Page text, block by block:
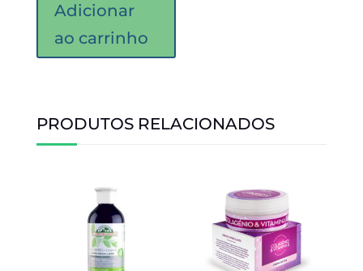
Adicionar
ao carrinho
PRODUTOS RELACIONADOS